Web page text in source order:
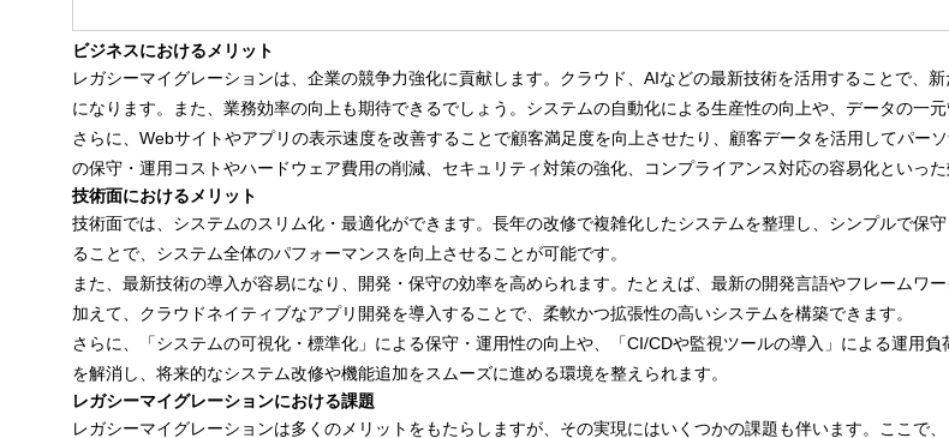
ビジネスにおけるメリット
レガシーマイグレーションは、企業の競争力強化に貢献します。クラウド、AIなどの最新技術を活用することで、
になります。また、業務効率の向上も期待できるでしょう。システムの自動化による生産性の向上や、データの一
さらに、Webサイトやアプリの表示速度を改善することで顧客満足度を向上させたり、顧客データを活用してパー
の保守・運用コストやハードウェア費用の削減、セキュリティ対策の強化、コンプライアンス対応の容易化といった
技術面におけるメリット
技術面では、システムのスリム化・最適化ができます。長年の改修で複雑化したシステムを整理し、シンプルで保
ることで、システム全体のパフォーマンスを向上させることが可能です。
また、最新技術の導入が容易になり、開発・保守の効率を高められます。たとえば、最新の開発言語やフレームワ
加えて、クラウドネイティブなアプリ開発を導入することで、柔軟かつ拡張性の高いシステムを構築できます。
さらに、「システムの可視化・標準化」による保守・運用性の向上や、「CI/CDや監視ツールの導入」による運用
を解消し、将来的なシステム改修や機能追加をスムーズに進める環境を整えられます。
レガシーマイグレーションにおける課題
レガシーマイグレーションは多くのメリットをもたらしますが、その実現にはいくつかの課題も伴います。ここで